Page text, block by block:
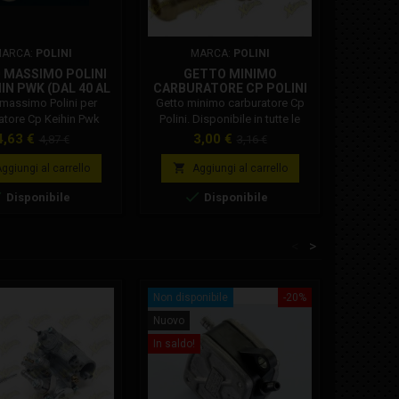
POLINI
POLINI
PWK (DAL 40 AL
119) Polini per
Cp Keihin Pwk
dal 40 al 119)
€
base
al carrello
Disponibile
MARCA: POLINI
GETTO MINIMO
CARBURATORE CP POLINI
Getto minimo carburatore Cp
Polini. Disponibile in tutte le
misure: Getto minimo 32
carburatore Polini Getto minimo
34 carburatore Polini Getto
minimo 36 carburatore Polini
Getto minimo 38 carburatore
carburatore Polini Getto...
Prezzo
3,00 €
base
 Aggiungi al carrello
 Disponibile
>
-20%
Non disponibile
Nuovo
In saldo!